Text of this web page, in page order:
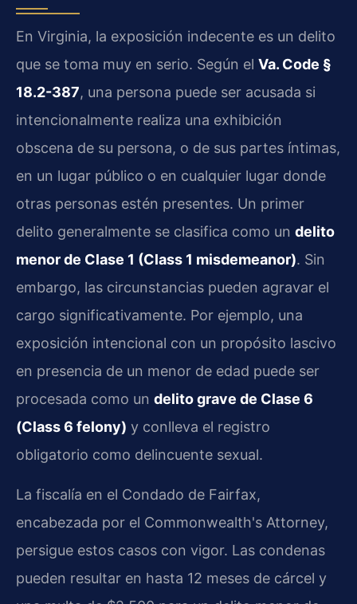
En Virginia, la exposición indecente es un delito
que se toma muy en serio. Según el Va. Code §
18.2-387, una persona puede ser acusada si
intencionalmente realiza una exhibición
obscena de su persona, o de sus partes íntimas,
en un lugar público o en cualquier lugar donde
otras personas estén presentes. Un primer
delito generalmente se clasifica como un delito
menor de Clase 1 (Class 1 misdemeanor). Sin
embargo, las circunstancias pueden agravar el
cargo significativamente. Por ejemplo, una
exposición intencional con un propósito lascivo
en presencia de un menor de edad puede ser
procesada como un delito grave de Clase 6
(Class 6 felony) y conlleva el registro
obligatorio como delincuente sexual.
La fiscalía en el Condado de Fairfax,
encabezada por el Commonwealth's Attorney,
persigue estos casos con vigor. Las condenas
pueden resultar en hasta 12 meses de cárcel y